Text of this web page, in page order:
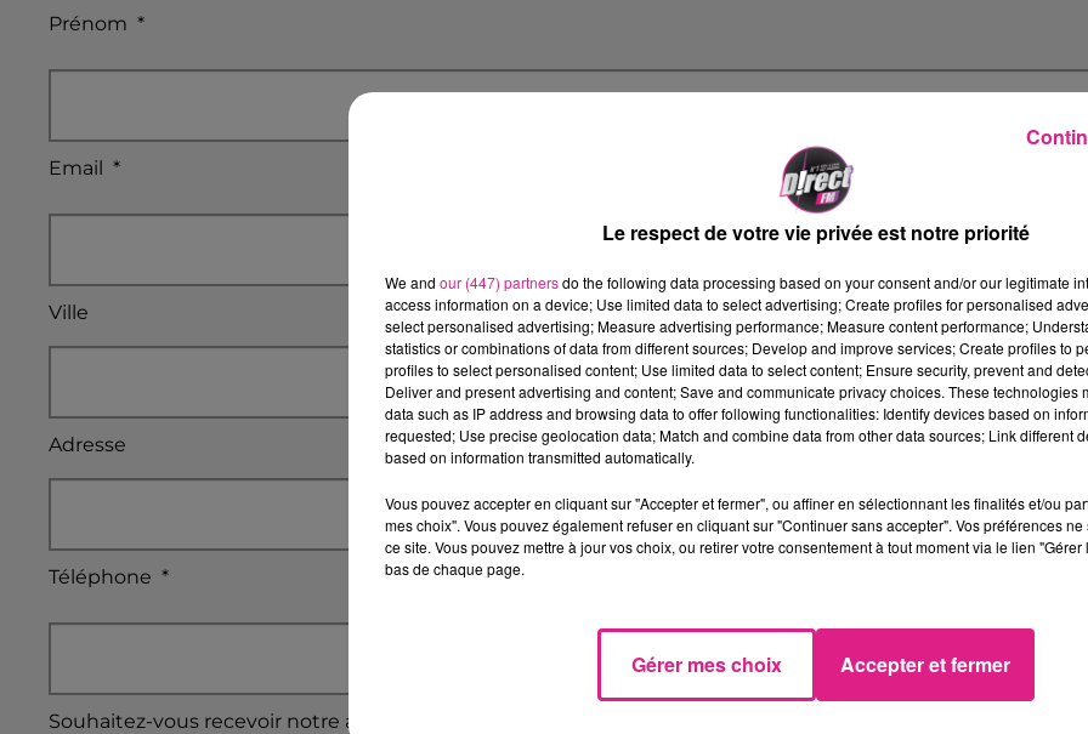
Prénom *
Email *
Ville
Adresse
Téléphone *
Souhaitez-vous recevoir notre actualité ainsi que celle de nos partenaires ?
Le respect de votre vie privée est notre priorité
We and our (447) partnersdo the following data processing based on your consent and/or our legitimate
access information on a device; Use limited data to select advertising; Create profiles for personalised
select personalised advertising; Measure advertising performance; Measure content performance;
statistics or combinations of data from different sources; Develop and improve services; Create profiles to
profiles to select personalised content; Use limited data to select content; Ensure security, prevent and
Deliver and present advertising and content; Save and communicate privacy choices. These technologies
data such as IP address and browsing data to offer following functionalities: Identify devices based on
requested; Use precise geolocation data; Match and combine data from other data sources; Link different
based on information transmitted automatically.
Vous pouvez accepter en cliquant sur "Accepter et fermer", ou affiner en sélectionnant les finalités et/ou
mes choix". Vous pouvez également refuser en cliquant sur "Continuer sans accepter". Vos préférences
ce site. Vous pouvez mettre à jour vos choix, ou retirer votre consentement à tout moment via le lien
bas de chaque page.
Gérer mes choix Accepter et fermer